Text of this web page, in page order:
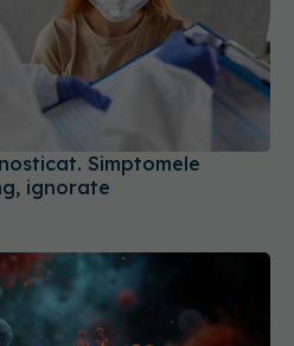
Simptomele
ignorate